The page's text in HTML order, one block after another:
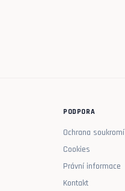
PODPORA
Ochrana soukromí
Cookies
Právní informace
Kontakt